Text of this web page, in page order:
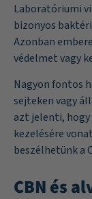
Laboratóriumi
bizonyos
Azonban
védelmet vagy
Nagyon fontos
sejteken vagy
azt jelenti, hogy
kezelésére
beszélhetünk a
CBN és